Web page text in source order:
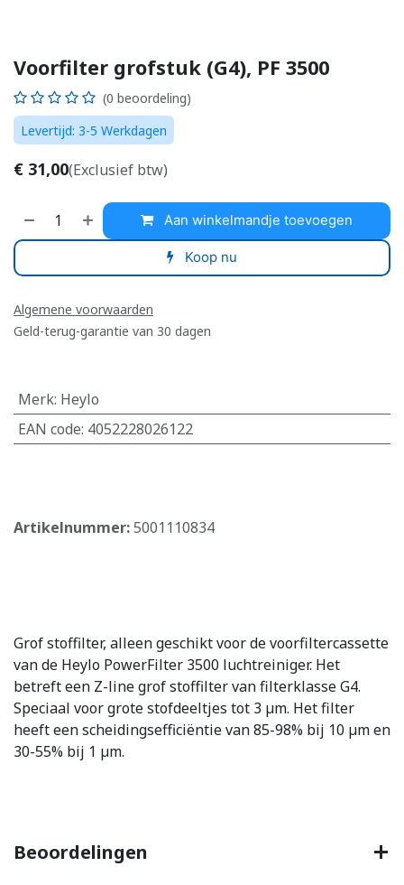
Voorfilter grofstuk (G4), PF 3500
(0 beoordeling)
Levertijd: 3-5 Werkdagen
€ 31,00(Exclusief btw)
Aan winkelmandje toevoegen
Koop nu
Algemene voorwaarden
Geld-terug-garantie van 30 dagen
Merk: Heylo
EAN code: 4052228026122
Artikelnummer:5001110834
Grof stoffilter, alleen geschikt voor de voorfiltercassette
van de Heylo PowerFilter 3500 luchtreiniger. Het
betreft een Z-line grof stoffilter van filterklasse G4.
Speciaal voor grote stofdeeltjes tot 3 µm. Het filter
heeft een scheidingsefficiëntie van 85-98% bij 10 µm en
30-55% bij 1 µm.
Beoordelingen